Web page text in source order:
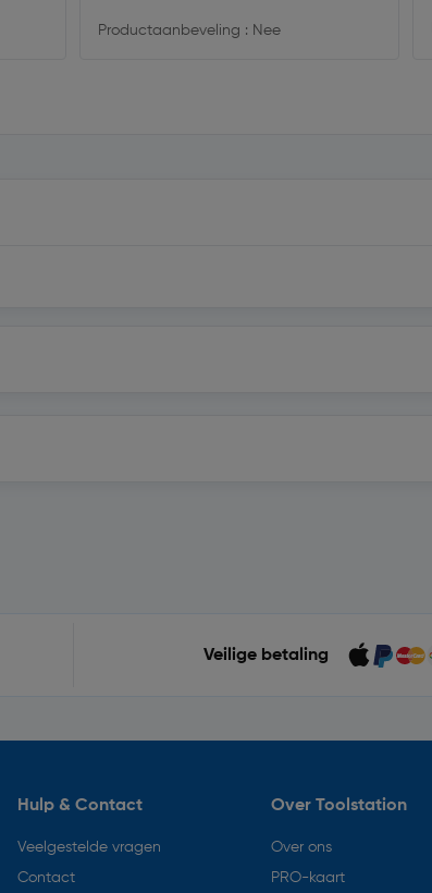
Productaanbeveling : Nee
Veilige betaling
Hulp & Contact
Veelgestelde vragen
Contact
Over Toolstation
Over ons
PRO-kaart